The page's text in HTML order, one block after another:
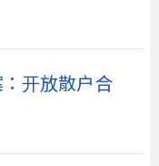
开放散户合